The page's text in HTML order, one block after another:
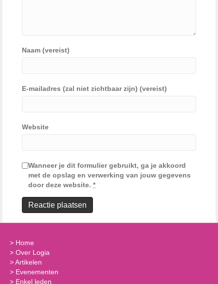
Naam (vereist)
E-mailadres (zal niet zichtbaar zijn) (vereist)
Website
Wanneer je dit formulier gebruikt, ga je akkoord
met de opslag en verwerking van jouw gegevens
door deze website. *
> Home
> Over Logia
>Artikelen
> Evenementen
> Enkel leden